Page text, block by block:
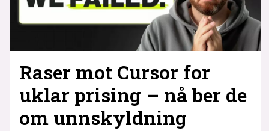
Raser mot Cursor for
uklar prising – nå ber de
om unnskyldning